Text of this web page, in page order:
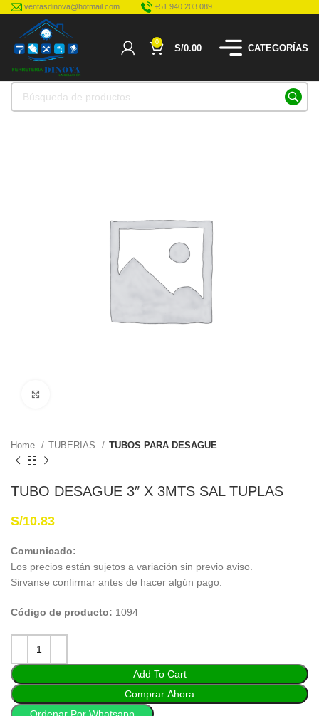
ventasdinova@hotmail.com +51 940 203 089
0
S/0.00 CATEGORÍAS
Home TUBERIAS TUBOS PARA DESAGUE
TUBO DESAGUE 3″ X 3MTS SAL TUPLAS
S/10.83
Comunicado:
Los precios están sujetos a variación sin previo aviso.
Sirvanse confirmar antes de hacer algún pago.
Código de producto: 1094
Add To Cart
Comprar Ahora